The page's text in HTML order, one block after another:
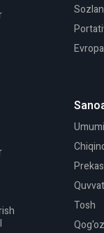
Quvvat
Tosh